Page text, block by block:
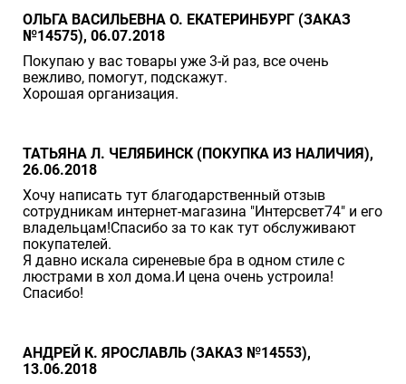
ОЛЬГА ВАСИЛЬЕВНА О. ЕКАТЕРИНБУРГ (ЗАКАЗ
№14575), 06.07.2018
Покупаю у вас товары уже 3-й раз, все очень
вежливо, помогут, подскажут.
Хорошая организация.
ТАТЬЯНА Л. ЧЕЛЯБИНСК (ПОКУПКА ИЗ НАЛИЧИЯ),
26.06.2018
Хочу написать тут благодарственный отзыв
сотрудникам интернет-магазина "Интерсвет74" и его
владельцам!Спасибо за то как тут обслуживают
покупателей.
Я давно искала сиреневые бра в одном стиле с
люстрами в хол дома.И цена очень устроила!
Спасибо!
АНДРЕЙ К. ЯРОСЛАВЛЬ (ЗАКАЗ №14553),
13.06.2018